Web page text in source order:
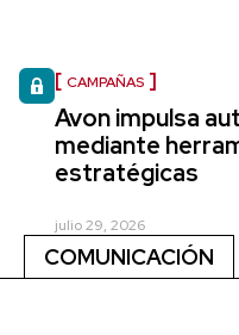
CAMPAÑAS
Avon impulsa
mediante
estratégicas
julio 29, 2026
COMUNICACIÓN